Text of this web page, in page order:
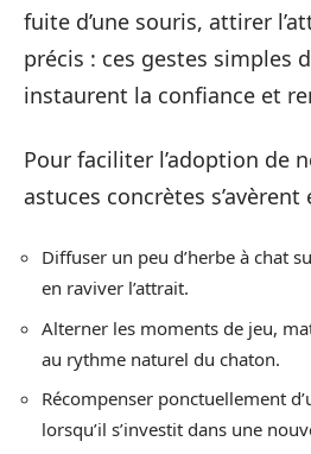
fuite d’une souris, attirer
précis : ces gestes simples
instaurent la confiance et
Pour faciliter l’adoption de
astuces concrètes s’avèrent
Diffuser un peu d’herbe à chat
en raviver l’attrait.
Alterner les moments de jeu,
au rythme naturel du chaton.
Récompenser ponctuellement
lorsqu’il s’investit dans une